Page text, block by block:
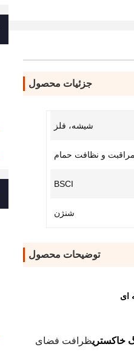
جزئیات محصول
شیشه، فلز
مراقبت و نظافت حمام
BSCI
شنژن
توضیحات محصول
ای
ظرافت فضای